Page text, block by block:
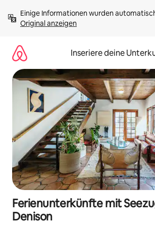
Inhalten
springenOriginal anzeigen
Inseriere deine
Ferienunterkünfte mit
Denison